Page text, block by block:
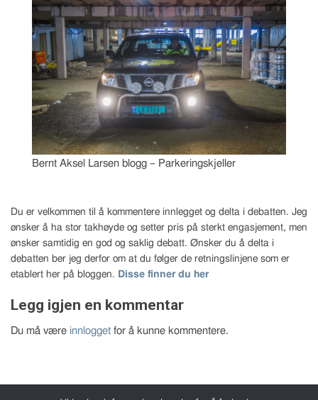
Bernt Aksel Larsen blogg – Parkeringskjeller
Du er velkommen til å kommentere innlegget og delta i debatten. Jeg
ønsker å ha stor takhøyde og setter pris på sterkt engasjement, men
ønsker samtidig en god og saklig debatt. Ønsker du å delta i
debatten ber jeg derfor om at du følger de retningslinjene som er
etablert her på bloggen. Disse finner du her
Legg igjen en kommentar
Du må være innlogget for å kunne kommentere.